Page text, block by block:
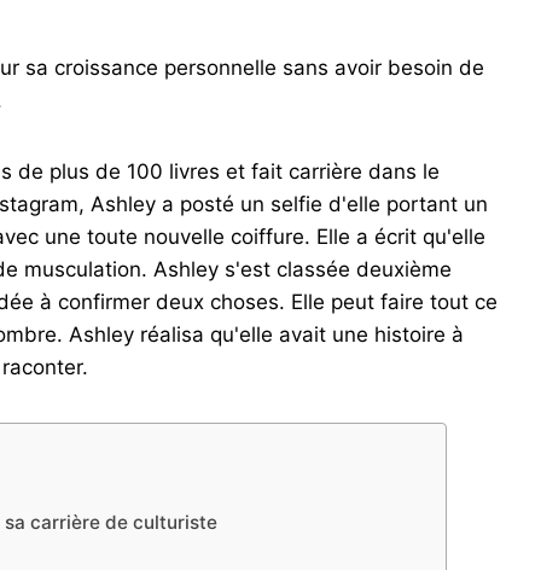
sa croissance personnelle sans avoir besoin de
de plus de 100 livres et fait carrière dans le
Ashley a posté un selfie d'elle portant un
une toute nouvelle coiffure. Elle a écrit qu'elle
musculation. Ashley s'est classée deuxième
à confirmer deux choses. Elle peut faire tout ce
Ashley réalisa qu'elle avait une histoire à
carrière de culturiste